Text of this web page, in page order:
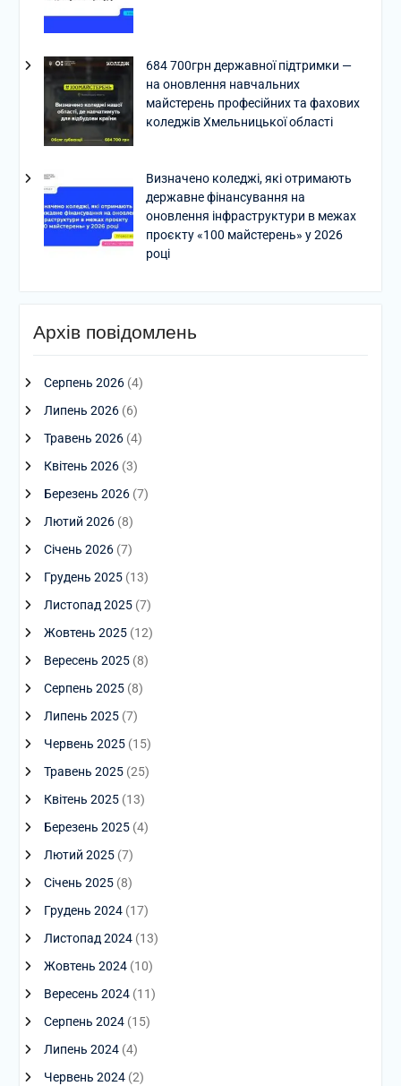
684 700грн державної підтримки —
на оновлення навчальних
майстерень професійних та фахових
коледжів Хмельницької області
Визначено коледжі, які отримають
державне фінансування на
оновлення інфраструктури в межах
проєкту «100 майстерень» у 2026
році
Архів повідомлень
Серпень 2026(4)
Липень 2026(6)
Травень 2026(4)
Квітень 2026(3)
Березень 2026(7)
Лютий 2026(8)
Січень 2026(7)
Грудень 2025(13)
Листопад 2025(7)
Жовтень 2025(12)
Вересень 2025(8)
Серпень 2025(8)
Липень 2025(7)
Червень 2025(15)
Травень 2025(25)
Квітень 2025(13)
Березень 2025(4)
Лютий 2025(7)
Січень 2025(8)
Грудень 2024(17)
Листопад 2024(13)
Жовтень 2024(10)
Вересень 2024(11)
Серпень 2024(15)
Липень 2024(4)
Червень 2024(2)